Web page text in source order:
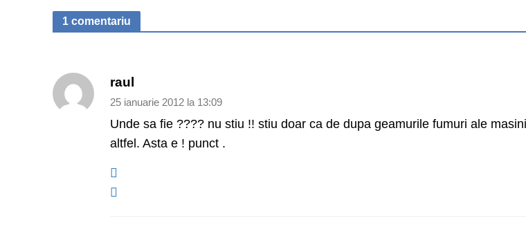
1 comentariu
raul
25 ianuarie 2012 la 13:09
Unde sa fie ???? nu stiu !! stiu doar ca de dupa geamurile fumuri ale
altfel. Asta e ! punct .